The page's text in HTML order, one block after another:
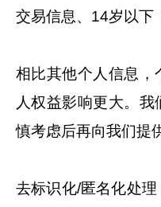
交易信息、14岁以下
相比其他个人信息，
人权益影响更大。
慎考虑后再向我们提
去标识化/匿名化处